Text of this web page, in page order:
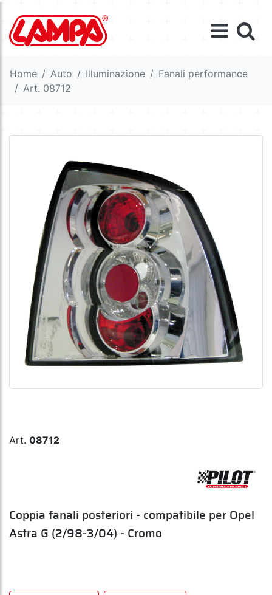
Home Auto Illuminazione
Fanali performance
Art. 08712
Art. 08712
Coppia fanali posteriori - compatibile per Opel
Astra G (2/98-3/04) - Cromo